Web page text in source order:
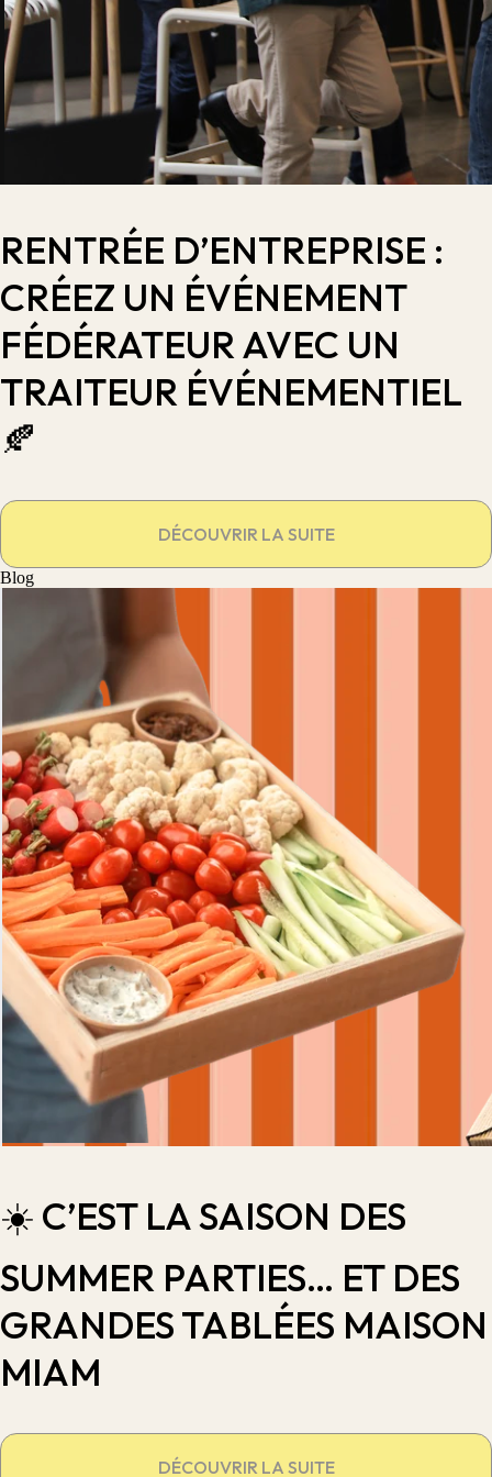
RENTRÉE D’ENTREPRISE :
CRÉEZ UN ÉVÉNEMENT
FÉDÉRATEUR AVEC UN
TRAITEUR ÉVÉNEMENTIEL
🍂
DÉCOUVRIR LA SUITE
Blog
☀️ C’EST LA SAISON DES
SUMMER PARTIES… ET DES
GRANDES TABLÉES MAISON
MIAM
DÉCOUVRIR LA SUITE